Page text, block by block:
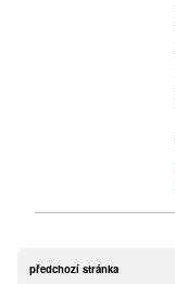
předchozí stránka